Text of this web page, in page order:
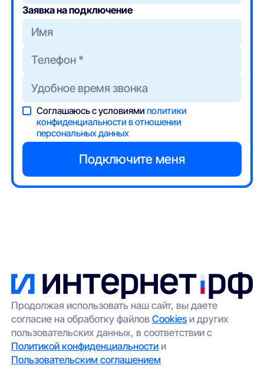
Заявка на подключение
Соглашаюсь с условиямиполитики
конфиденциальности в отношении
персональных данных
Продолжая использовать наш сайт, вы даете
согласие на обработку файловCookies и других
пользовательских данных, в соответствии с
Политикой конфиденциальности и
Пользовательским соглашением